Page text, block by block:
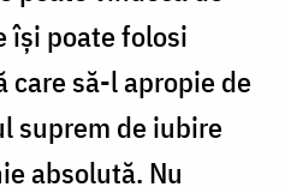
își poate folosi
care să-l apropie de
suprem de iubire
absolută. Nu